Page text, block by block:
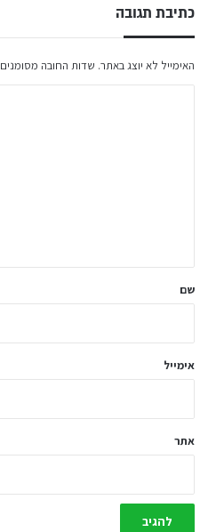
כתיבת תגובה
האימייל לא יוצג באתר. שדות החובה מסומנים
ל
שם
אימייל
אתר